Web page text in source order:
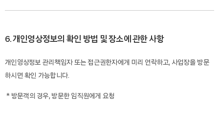
6. 개인영상정보의 확인 방법 및 장소에 관한 사항
개인영상정보 관리책임자 또는 접근권한자에게 미리 연락하고, 사업장을 방문
하시면 확인 가능합니다.
* 방문객의 경우, 방문한 임직원에게 요청